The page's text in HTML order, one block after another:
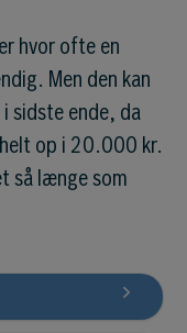
hvor ofte en
Men den kan
sidste ende, da
op i 20.000 kr.
så længe som